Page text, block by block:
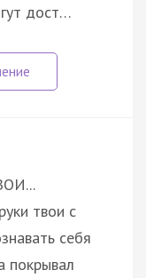
дост…
твои с
себя
покрывал